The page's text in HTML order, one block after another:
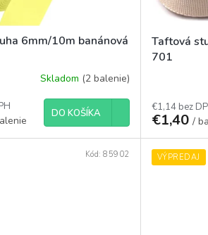
6mm/10m banánová
Skladom (2 balenie)
DO KOŠÍKA
Taftová
701
€1,14 bez
€1,40 /
Kód:85902 VÝPREDAJ